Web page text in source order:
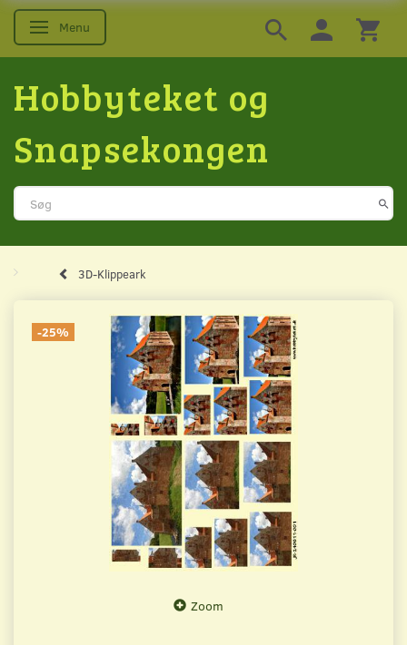
Skifte navigation
Menu
Hobbyteket og
Snapsekongen
3D-Klippeark
-25%
Zoom